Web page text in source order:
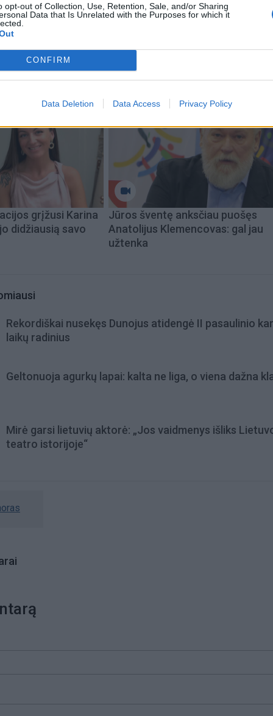
opt-out of Collection, Use, Retention, Sale, and/or Sharing
Data that Is Unrelated with the Purposes for which it
CONFIRM
Data Deletion Data Access Privacy Policy
grįžusi Karina
didžiausią savo
Jūros šventę anksčiau puošęs
Anatolijus Klemencovas: gal jau
užtenka
Rekordiškai nusekęs Dunojus atidengė II pasaulinio
laikų radinius
Geltonuoja agurkų lapai: kalta ne liga, o viena dažna
Mirė garsi lietuvių aktorė: „Jos vaidmenys išliks
teatro istorijoje“